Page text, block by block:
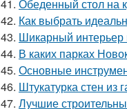
41. Обеденный стол на
42. Как выбрать
43. Шикарный интерьер
44. В каких парках
45. Основные
46. Штукатурка стен из
47. Лучшие